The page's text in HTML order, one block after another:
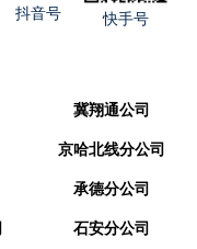
抖音号 快手号
冀翔通公司
京哈北线分公司
承德分公司
石安分公司